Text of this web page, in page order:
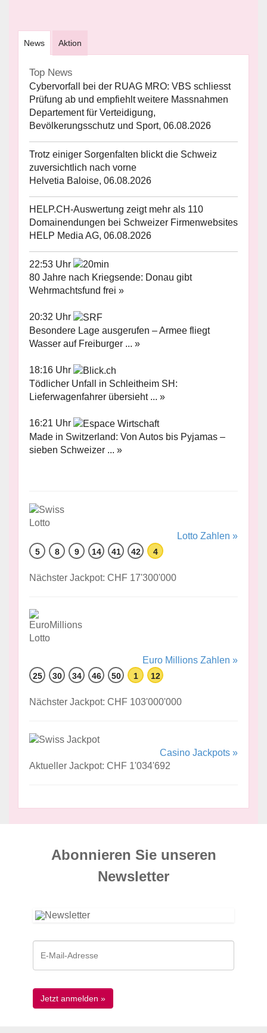
News Aktion
Top News
Cybervorfall bei der RUAG MRO: VBS schliesst
Prüfung ab und empfiehlt weitere Massnahmen
Departement für Verteidigung,
Bevölkerungsschutz und Sport, 06.08.2026
Trotz einiger Sorgenfalten blickt die Schweiz
zuversichtlich nach vorne
Helvetia Baloise, 06.08.2026
HELP.CH-Auswertung zeigt mehr als 110
Domainendungen bei Schweizer Firmenwebsites
HELP Media AG, 06.08.2026
22:53 Uhr
80 Jahre nach Kriegsende: Donau gibt
Wehrmachtsfund frei »
20:32 Uhr
Besondere Lage ausgerufen – Armee fliegt
Wasser auf Freiburger ... »
18:16 Uhr
Tödlicher Unfall in Schleitheim SH:
Lieferwagenfahrer übersieht ... »
16:21 Uhr
Made in Switzerland: Von Autos bis Pyjamas –
sieben Schweizer ... »
Lotto Zahlen »
5 8 9 14 41 42 4
Nächster Jackpot: CHF 17'300'000
Euro Millions Zahlen »
25 30 34 46 50 1 12
Nächster Jackpot: CHF 103'000'000
Casino Jackpots »
Aktueller Jackpot: CHF 1'034'692
Abonnieren Sie unseren
News­letter